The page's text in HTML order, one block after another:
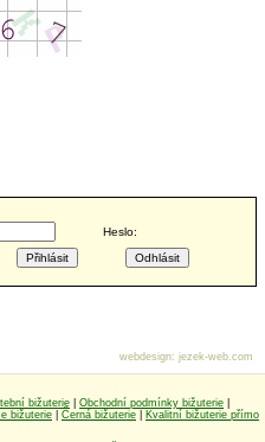
Heslo:
bižuterie Obchodní podmínky bižuterie
bižuterie Černá bižuterie
Kvalitní bižuterie přímo
webdesign: jezek-web.com